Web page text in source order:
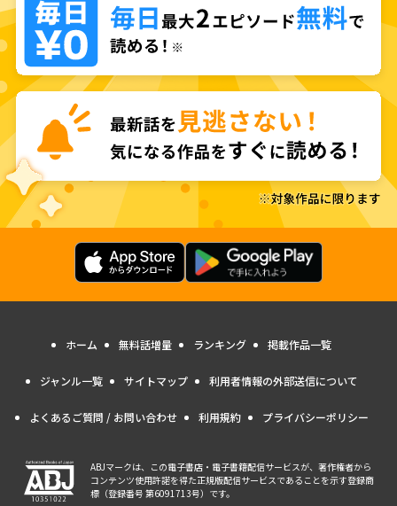
ホーム 無料話増量 ランキング 掲載作品一覧
ジャンル一覧 サイトマップ 利用者情報の外部送信について
よくあるご質問 / お問い合わせ 利用規約 プライバシーポリシー
ABJマークは、この電子書店・電子書籍配信サービスが、著作権者から
コンテンツ使用許諾を得た正規版配信サービスであることを示す登録商
標（登録番号 第6091713号）です。